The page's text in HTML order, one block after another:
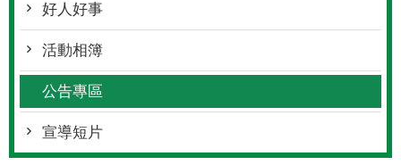
好人好事
活動相簿
公告專區
宣導短片